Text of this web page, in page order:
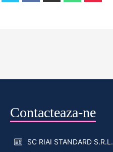
Contacteaza-ne
SC RIAI STANDARD S.R.L.